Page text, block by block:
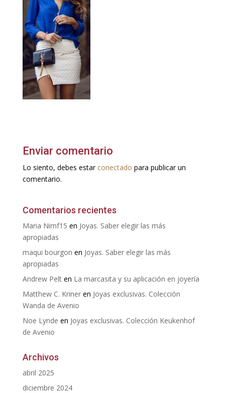
Enviar comentario
Lo siento, debes estar conectado para publicar un
comentario.
Comentarios recientes
Maria Nimf15 en Joyas. Saber elegir las más
apropiadas
maqui bourgon en Joyas. Saber elegir las más
apropiadas
Andrew Pelten La marcasita y su aplicación en joyería
Matthew C. Krineren Joyas exclusivas. Colección
Wanda de Avenio
Noe Lynde en Joyas exclusivas. Colección Keukenhof
de Avenio
Archivos
abril 2025
diciembre 2024